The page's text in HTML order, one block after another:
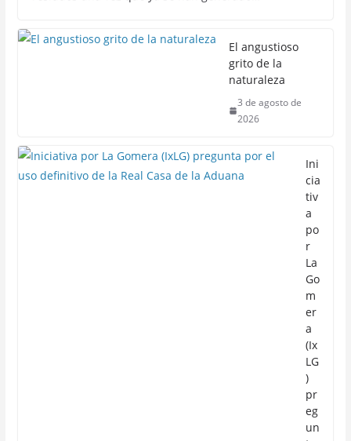
El angustioso
grito de la
naturaleza
3 de agosto de
2026
Ini
cia
tiv
a
po
r
La
Go
m
er
a
(Ix
LG
)
pr
eg
un